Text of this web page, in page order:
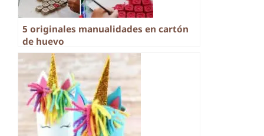
5 originales manualidades en cartón
de huevo